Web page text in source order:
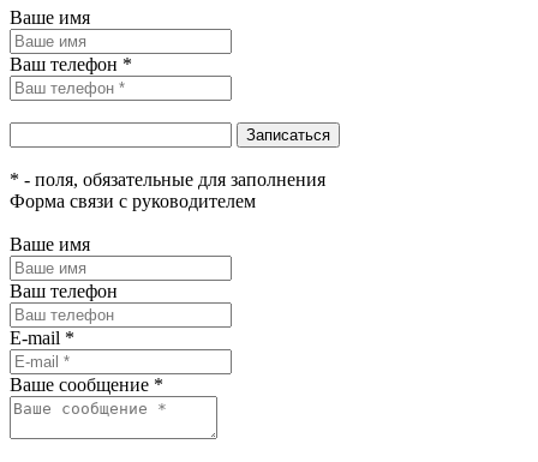
Ваше имя
Ваш телефон *
* - поля, обязательные для заполнения
Форма связи с руководителем
Ваше имя
Ваш телефон
E-mail *
Ваше сообщение *